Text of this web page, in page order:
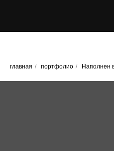
главная / портфолио / Наполнен